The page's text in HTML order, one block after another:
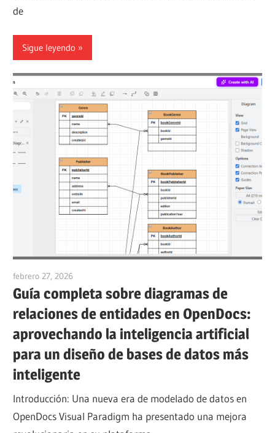
de
Sigue leyendo
febrero 27, 2026
Guía completa sobre diagramas de
relaciones de entidades en OpenDocs:
aprovechando la inteligencia artificial
para un diseño de bases de datos más
inteligente
Introducción: Una nueva era de modelado de datos en
OpenDocs Visual Paradigm ha presentado una mejora